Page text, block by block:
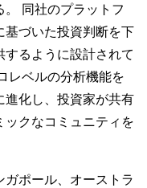
同社のプラットフ
基づいた投資判断を下
るように設計されて
レベルの分析機能を
進化し、投資家が共有
ックなコミュニティを
ポール、オーストラ